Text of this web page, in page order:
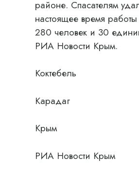
районе. Спасателям
настоящее время
280 человек и 30
РИА Новости Крым.
Коктебель
Карадаг
Крым
РИА Новости Крым